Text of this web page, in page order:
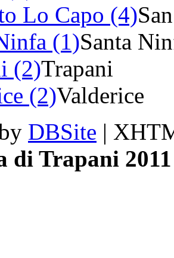
Lo Capo (4)
(1)Santa
(2)Trapani
(2)Valderice
DBSite |
di Trapani 2011